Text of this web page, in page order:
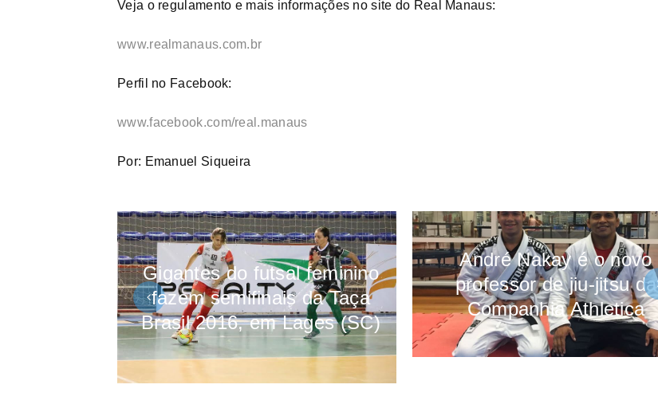
Veja o regulamento e mais informações no site do Real Manaus:
www.realmanaus.com.br
Perfil no Facebook:
www.facebook.com/real.manaus
Por: Emanuel Siqueira
Gigantes do futsal feminino
fazem semifinais da Taça
Brasil 2016, em Lages (SC)
André Nakay é o novo
professor de jiu-jitsu da
Companhia Athletica